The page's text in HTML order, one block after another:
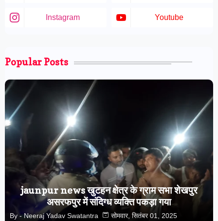
Instagram Youtube
Popular Posts
jaunpur news खुटहन क्षेत्र के ग्राम सभा शेखपुर
असरफपुर में संदिग्ध व्यक्ति पकड़ा गया
By - Neeraj Yadav Swatantra सोमवार, सितंबर 01, 2025